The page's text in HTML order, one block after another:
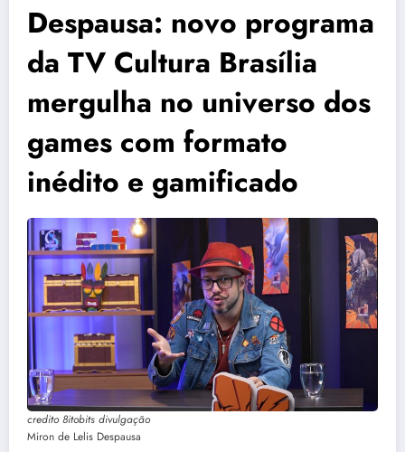
Despausa: novo programa
da TV Cultura Brasília
mergulha no universo dos
games com formato
inédito e gamificado
credito 8itobits divulgação
Miron de Lelis Despausa